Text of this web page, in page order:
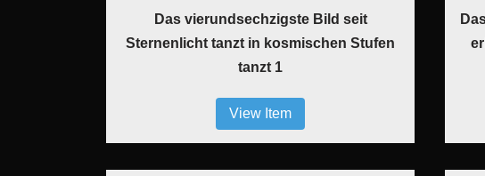
Das vierundsechzigste Bild seit
Sternenlicht tanzt in kosmischen Stufen
tanzt 1
View Item